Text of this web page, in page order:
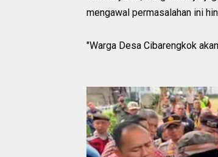
mengawal permasalahan ini
"Warga Desa Cibarengkok